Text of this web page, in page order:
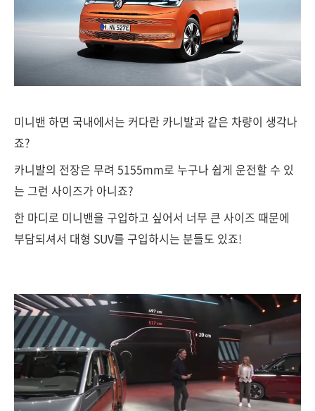
미니밴 하면 국내에서는 커다란 카니발과 같은 차량이 생각나
죠?
카니발의 전장은 무려 5155mm로 누구나 쉽게 운전할 수 있
는 그런 사이즈가 아니죠?
한 마디로 미니밴을 구입하고 싶어서 너무 큰 사이즈 때문에
부담되셔서 대형 SUV를 구입하시는 분들도 있죠!